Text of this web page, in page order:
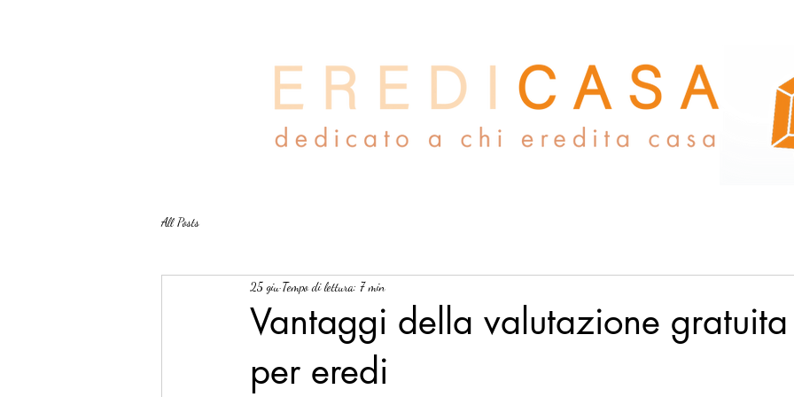
All Posts
Vantaggi della valutazione
per eredi
25 giu Tempo di lettura: 7 min